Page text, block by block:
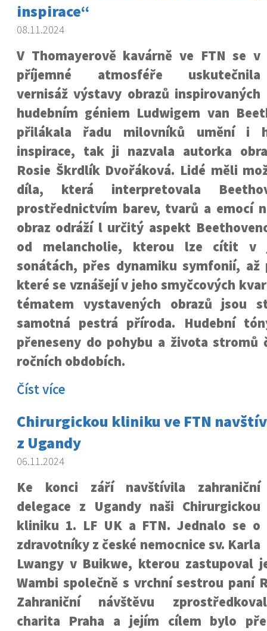
inspirace“
08.11.2024
V Thomayerově kavárně ve FTN se v
příjemné atmosféře uskutečnila
vernisáž výstavy obrazů inspirovaných
hudebním géniem Ludwigem van
přilákala řadu milovníků umění i
inspirace, tak ji nazvala autorka
Rosie Škrdlík Dvořáková. Lidé měli
díla, která interpretovala
prostřednictvím barev, tvarů a emocí
obraz odráží l určitý aspekt
od melancholie, kterou lze cítit v
sonátách, přes dynamiku symfonií,
které se vznášejí v jeho smyčcových
tématem vystavených obrazů jsou
samotná pestrá příroda. Hudební
přeneseny do pohybu a života stromů
ročních obdobích.
Číst více
Chirurgickou kliniku ve FTN
z Ugandy
06.11.2024
Ke konci září navštívila zahraniční
delegace z Ugandy naši Chirurgickou
kliniku 1. LF UK a FTN. Jednalo se o
zdravotníky z české nemocnice sv. Karla
Lwangy v Buikwe, kterou zastupoval
Wambi společně s vrchní sestrou paní
Zahraniční návštěvu
charita Praha a jejím cílem bylo